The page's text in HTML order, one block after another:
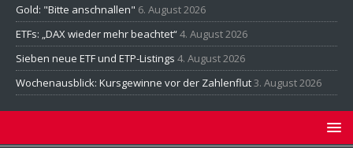
Gold: "Bitte anschnallen" 6. August 2026
ETFs: „DAX wieder mehr beachtet“4. August 2026
Sieben neue ETF und ETP-Listings 4. August 2026
Wochenausblick: Kursgewinne vor der Zahlenflut3. August 2026